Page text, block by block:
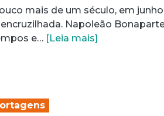
mais de um século, em
Napoleão
e… [Leia mais]